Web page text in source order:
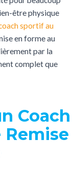
être physique
sportif au
en forme au
par la
complet que
Coach